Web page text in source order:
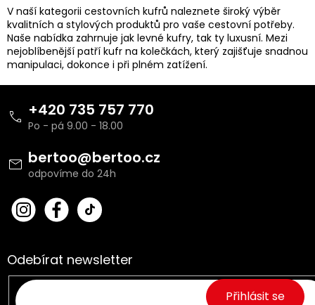
a
c
í
p
r
k
i
V naší kategorii cestovních kufrů naleznete široký výběr
kvalitních a stylových produktů pro vaše cestovní potřeby.
Naše nabídka zahrnuje jak levné kufry, tak ty luxusní. Mezi
nejoblíbenější patří kufr na kolečkách, který zajišťuje snadnou
manipulaci, dokonce i při plném zatížení.
bertoo@bertoo.cz
+420 735 757 770
bert
oo_
Fac
ebo
Odebírat newsletter
Přihlásit se